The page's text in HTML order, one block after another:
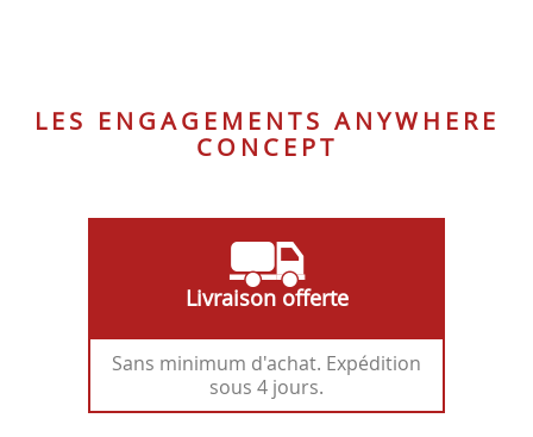
LES ENGAGEMENTS ANYWHERE
CONCEPT
Livraison offerte
Sans minimum d'achat. Expédition
sous 4 jours.